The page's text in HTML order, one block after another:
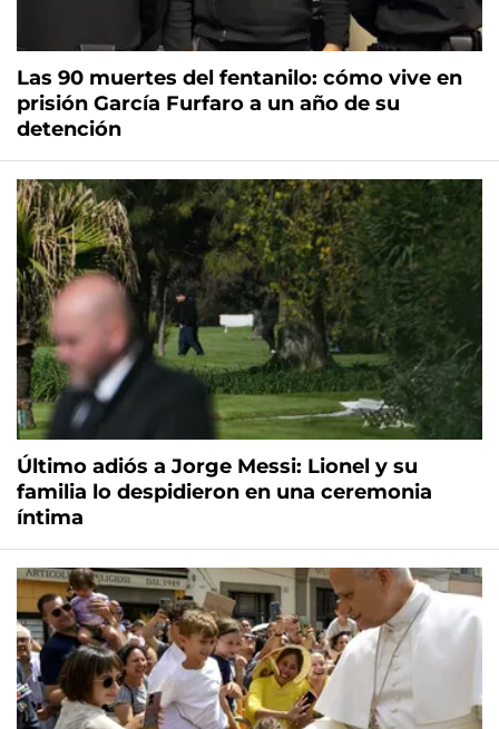
Las 90 muertes del fentanilo: cómo vive en
prisión García Furfaro a un año de su
detención
Último adiós a Jorge Messi: Lionel y su
familia lo despidieron en una ceremonia
íntima